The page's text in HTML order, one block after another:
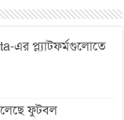
এর প্ল্যাটফর্মগুলোতে
ফুটবল